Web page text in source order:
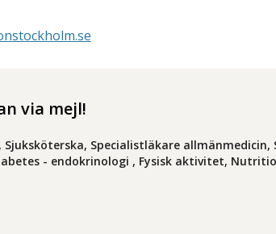
via mejl!
Sjuksköterska, Specialistläkare allmänmedicin,
- endokrinologi , Fysisk aktivitet,